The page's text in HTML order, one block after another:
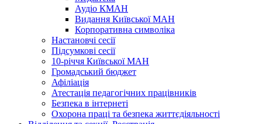
Аудіо КМАН
Видання Київської МАН
Корпоративна символіка
Настановчі сесії
Підсумкові сесії
10-річчя Київської МАН
Громадський бюджет
Афіліація
Атестація педагогічних працівників
Безпека в інтернеті
Охорона праці та безпека життєдіяльності